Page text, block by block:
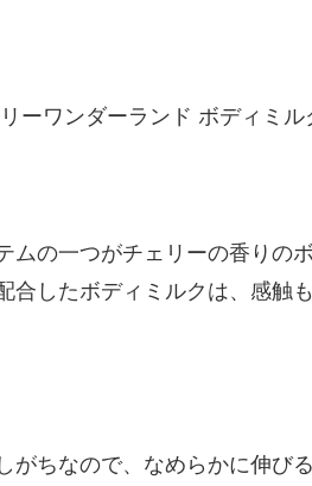
ーワンダーランド ボディミ
ムの一つがチェリーの香りの
合したボディミルクは、感触
がちなので、なめらかに伸び